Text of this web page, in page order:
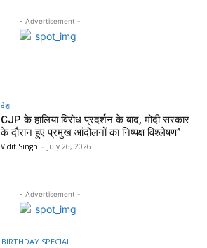
- Advertisement -
देश
CJP के हालिया विरोध प्रदर्शन के बाद, मोदी सरकार
के दौरान हुए प्रमुख आंदोलनों का निष्पक्ष विश्लेषण”
Vidit Singh - July 26, 2026
- Advertisement -
BIRTHDAY SPECIAL